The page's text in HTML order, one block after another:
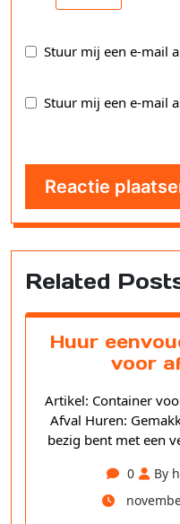
Stuur mij een e-mail
Stuur mij een e-mail
Related
Huur
voor
Artikel: Container
Afval Huren:
bezig bent met een
0
By